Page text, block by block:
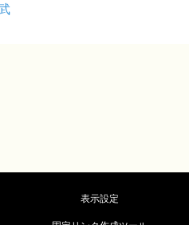
表示設定